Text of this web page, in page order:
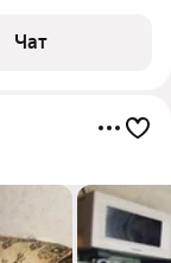
кв.м), кабинета
Чат